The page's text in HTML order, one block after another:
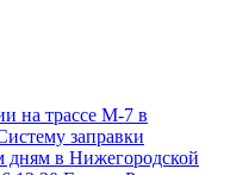
на трассе М-7 в
заправки
дням в Нижегородской